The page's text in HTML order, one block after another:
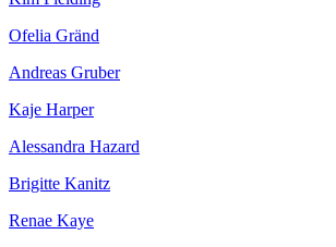
Ofelia Gränd
Andreas Gruber
Kaje Harper
Alessandra Hazard
Brigitte Kanitz
Renae Kaye